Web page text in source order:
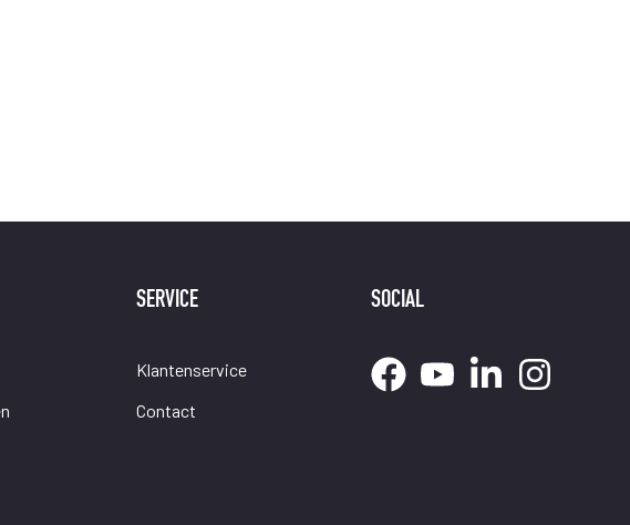
SERVICE
Klantenservice
Contact
SOCIAL